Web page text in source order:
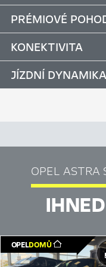
PRÉMIOVÉ
KONEKTIVITA
JÍZDNÍ DYNAMIKA
OPEL ASTRA
OPELDOMŮ